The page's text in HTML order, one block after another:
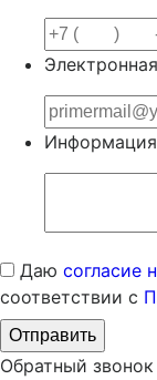
Даю согласие
соответствии с
Обратный звонок